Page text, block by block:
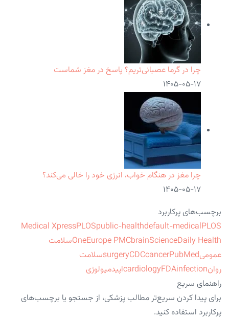
چرا در گرما عصبانی‌تریم؟ پاسخ در مغز شماست
۱۴۰۵-۰۵-۱۷
چرا مغز در هنگام خواب، انرژی خود را خالی می‌کند؟
۱۴۰۵-۰۵-۱۷
برچسب‌های پرکاربرد
Medical XpressPLOSpublic-healthdefault-medicalPLOS
OneEurope PMCbrainScienceDaily Health
سلامت
عمومی
surgeryCDCcancerPubMed
سلامت
روان
cardiologyFDAinfection
اپیدمیولوژی
راهنمای سریع
برای پیدا کردن سریع‌تر مطالب پزشکی، از جستجو یا برچسب‌های
پرکاربرد استفاده کنید.